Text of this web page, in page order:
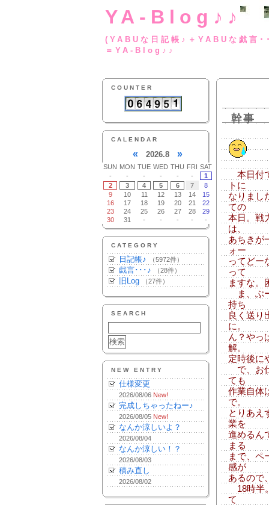
YA-Blog♪♪
(YABUな日記帳♪
＝YA-Blog♪♪
COUNTER
CALENDAR
« 2026.8 »
SUN MON TUE WED THU FRI SAT
-
- - - - -
1
2
3 4 5 6 7
8
9
10 11 12 13 14
15
16
17 18 19 20 21
22
23
24 25 26 27 28
29
30
31 - - - - -
CATEGORY
日記帳♪ （5972件）
戯言･･･♪ （28件）
旧Log （27件）
SEARCH
NEW ENTRY
仕様変更
2026/08/06 New!
完成しちゃったねー♪
2026/08/05 New!
なんか涼しいよ？
2026/08/04
なんか涼しい！？
2026/08/03
積み直し
2026/08/02
幹事
本日付
トに
なりまし
ての
本日。戦
は、
あちきが
ォー
ってどー
って
ますな。
ま、ぶ
持ち
良く送り
に。
ん？やっ
解。
定時後に
で、お
ても
作業自体
で。
とりあえ
業を
進めるん
まる
まで、ペ
感が
あるので
18時半
て